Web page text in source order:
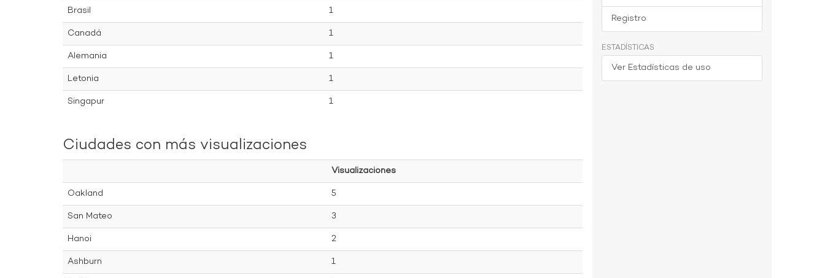
Brasil
1
Canadá
1
Alemania
1
Letonia
1
Singapur
1
Ciudades con más visualizaciones
Visualizaciones
Oakland
5
San Mateo
3
Hanoi
2
Ashburn
1
Registro
ESTADÍSTICAS
Ver Estadísticas de uso